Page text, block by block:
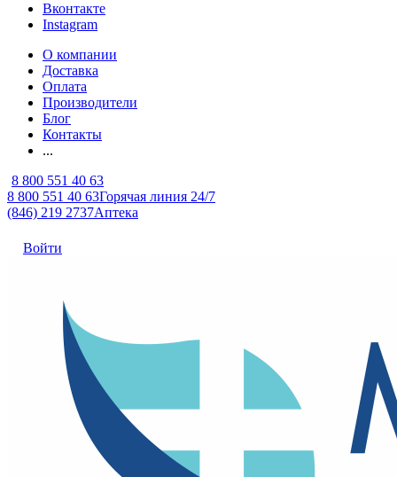
Вконтакте
Instagram
О компании
Доставка
Оплата
Производители
Блог
Контакты
...
8 800 551 40 63
8 800 551 40 63Горячая линия 24/7
(846) 219 2737Аптека
Войти